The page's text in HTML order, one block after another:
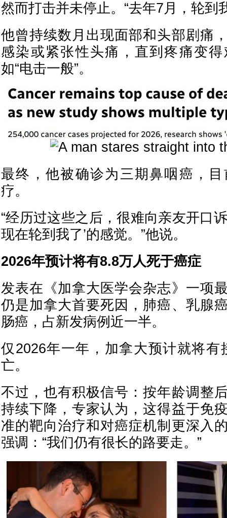
然而打击并未停止。“去年7月，轮到
他曾持续数月出现面部和头部剧痛
感染或紧张性头痛，直到疼痛变
如“电击一般”。
最终，他被确诊为三期鼻咽癌，
疗。
“经历过这些之后，很难向亲友开口
现在轮到我了’的感觉。”他说。
2026年预计将有8.8万人死于癌症
发表在《加拿大医学会杂志》一项
仍是加拿大首要死因，肺癌、乳腺
肠癌，占新发病例近一半。
仅2026年一年，加拿大预计就将有
亡。
不过，也有积极信号：按年龄调整
持续下降，专家认为，这得益于免
准的靶向治疗和对癌症机制更深入
强调：“我们仍有很长的路要走。”